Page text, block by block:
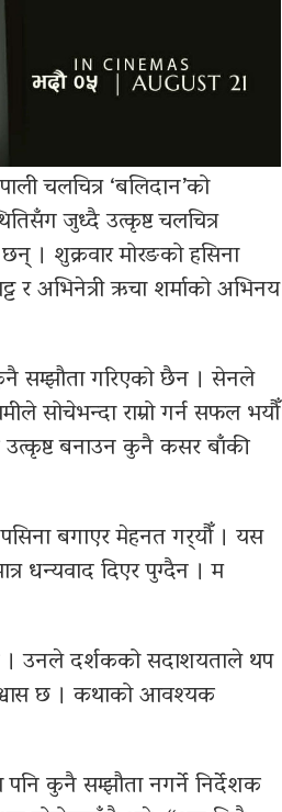
चलचित्र ‘बलिदान’को
जुध्दै उत्कृष्ट चलचित्र
। शुक्रवार मोरङको हसिना
र अभिनेत्री ऋचा शर्माको अभिनय
सम्झौता गरिएको छैन । सेनले
सोचेभन्दा राम्रो गर्न सफल भयौँ
उत्कृष्ट बनाउन कुनै कसर बाँकी
बगाएर मेहनत गर्‍यौँ । यस
धन्यवाद दिएर पुग्दैन । म
। उनले दर्शकको सदाशयताले थप
छ । कथाको आवश्यक
कुनै सम्झौता नगर्ने निर्देशक